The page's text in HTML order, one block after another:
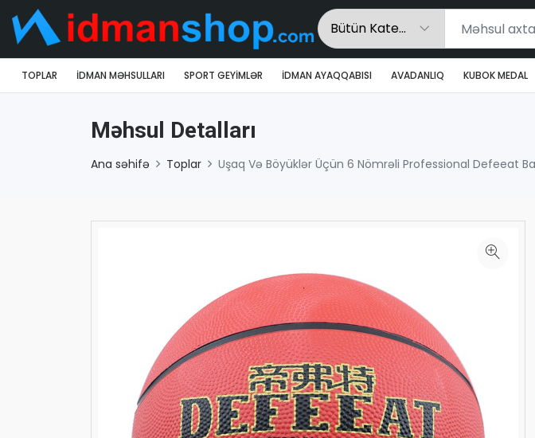
TOPLAR İDMAN MƏHSULLARI SPORT GEYIMLƏR İDMAN AYAQQABISI AVADANLIQ KUBOK MEDAL
Məhsul Detalları
Ana səhifə Toplar Uşaq Və Böyüklər Üçün 6 Nömrəli Professional Defeeat